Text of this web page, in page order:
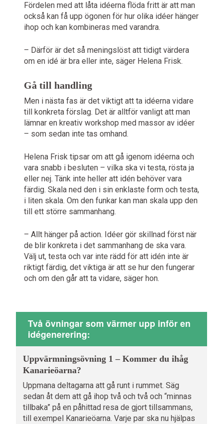
Fördelen med att låta idéerna flöda fritt är att man
också kan få upp ögonen för hur olika idéer hänger
ihop och kan kombineras med varandra.
– Därför är det så meningslöst att tidigt värdera
om en idé är bra eller inte, säger Helena Frisk.
Gå till handling
Men i nästa fas är det viktigt att ta idéerna vidare
till konkreta förslag. Det är alltför vanligt att man
lämnar en kreativ workshop med massor av idéer
– som sedan inte tas omhand.
Helena Frisk tipsar om att gå igenom idéerna och
vara snabb i besluten – vilka ska vi testa, rösta ja
eller nej. Tänk inte heller att idén behöver vara
färdig. Skala ned den i sin enklaste form och testa,
i liten skala. Om den funkar kan man skala upp den
till ett större sammanhang.
– Allt hänger på action. Idéer gör skillnad först när
de blir konkreta i det sammanhang de ska vara.
Välj ut, testa och var inte rädd för att idén inte är
riktigt färdig, det viktiga är att se hur den fungerar
och om den går att ta vidare, säger hon.
Två övningar som värmer upp inför en
idégenerering:
Uppvärmningsövning 1 – Kommer du ihåg
Kanarieöarna?
Uppmana deltagarna att gå runt i rummet. Säg
sedan åt dem att gå ihop två och två och “minnas
tillbaka” på en påhittad resa de gjort tillsammans,
till exempel Kanarieöarna. Varje par ska nu hjälpas